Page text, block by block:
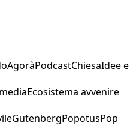
AgoràPodcastChiesaIdee e
Ecosistema avvenire
GutenbergPopotusPop